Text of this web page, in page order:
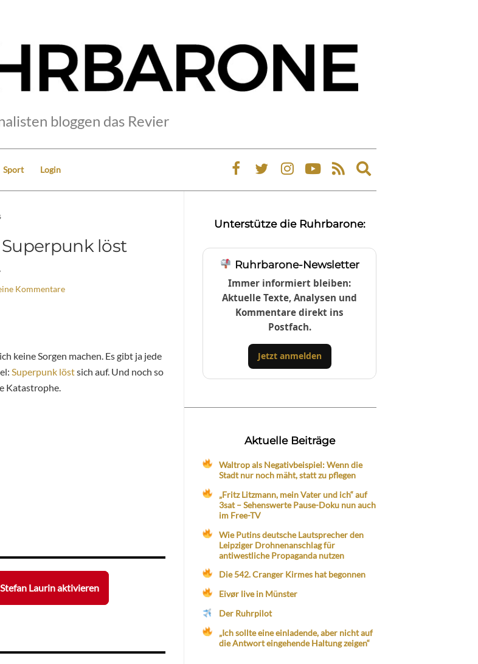
bloggen das Revier
Sport Login
Expand
search
löst
Kommentare
keine Sorgen machen. Es gibt ja jede
Superpunk löstsich auf. Und noch so
Katastrophe.
Laurin aktivieren
Unterstütze die Ruhrbarone:
Ruhrbarone-Newsletter
Immer informiert bleiben:
Aktuelle Texte, Analysen und
Kommentare direkt ins
Postfach.
Jetzt anmelden
Aktuelle Beiträge
Waltrop als Negativbeispiel: Wenn die
Stadt nur noch mäht, statt zu pflegen
„Fritz Litzmann, mein Vater und ich“ auf
3sat – Sehenswerte Pause-Doku nun auch
im Free-TV
Wie Putins deutsche Lautsprecher den
Leipziger Drohnenanschlag für
antiwestliche Propaganda nutzen
Die 542. Cranger Kirmes hat begonnen
Eivør live in Münster
Der Ruhrpilot
„Ich sollte eine einladende, aber nicht auf
die Antwort eingehende Haltung zeigen“